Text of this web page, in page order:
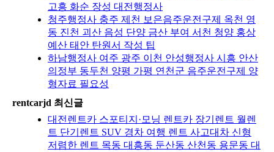
고흥 화순 장성 대전행정사
청주행정사 충주 제천 보은음주운전구제 옥천 영
동 진천 괴산 음성 단양 금산 부여 서천 청양 홍상
예산 태안 탄원서 작성 팁
하남행정사 여주 광주 이천 안성행정사 시흥 안산
의정부 동두천 양평 가평 연천군 음주운전구제 양
형자료 필요성
rentcarjd 최신글
대전렌트카 스포티지·모닝 렌트카 장기렌트 월렌
트 단기렌트 SUV 경차 여행 렌트 사고대차 신형
저렴한 렌트 목동 대흥동 둔산동 산천동 용문동 대